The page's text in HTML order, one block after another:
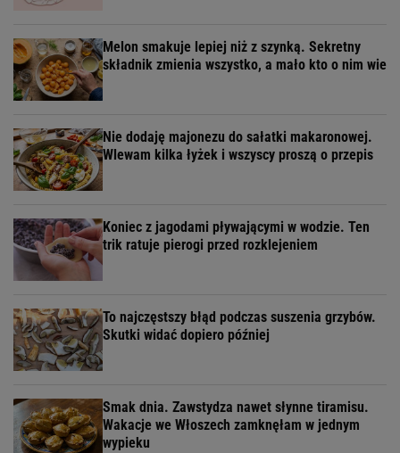
Melon smakuje lepiej niż z szynką. Sekretny
składnik zmienia wszystko, a mało kto o nim wie
Nie dodaję majonezu do sałatki makaronowej.
Wlewam kilka łyżek i wszyscy proszą o przepis
Koniec z jagodami pływającymi w wodzie. Ten
trik ratuje pierogi przed rozklejeniem
To najczęstszy błąd podczas suszenia grzybów.
Skutki widać dopiero później
Smak dnia. Zawstydza nawet słynne tiramisu.
Wakacje we Włoszech zamknęłam w jednym
wypieku